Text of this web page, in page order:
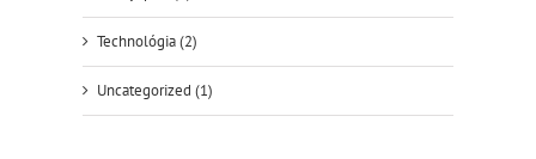
Technológia (2)
Uncategorized (1)